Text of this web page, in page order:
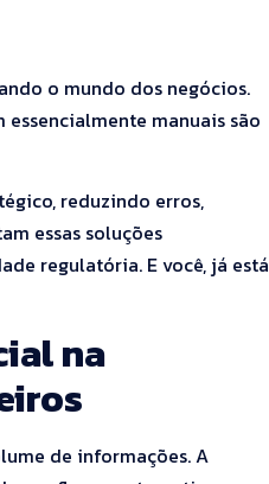
o mundo dos negócios.
manuais são
reduzindo erros,
essas soluções
regulatória. E você, já está
na
de informações. A